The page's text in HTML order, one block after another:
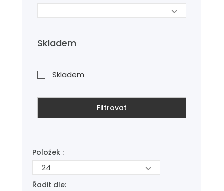
Skladem
Skladem
Filtrovat
Položek :
24
Řadit dle: